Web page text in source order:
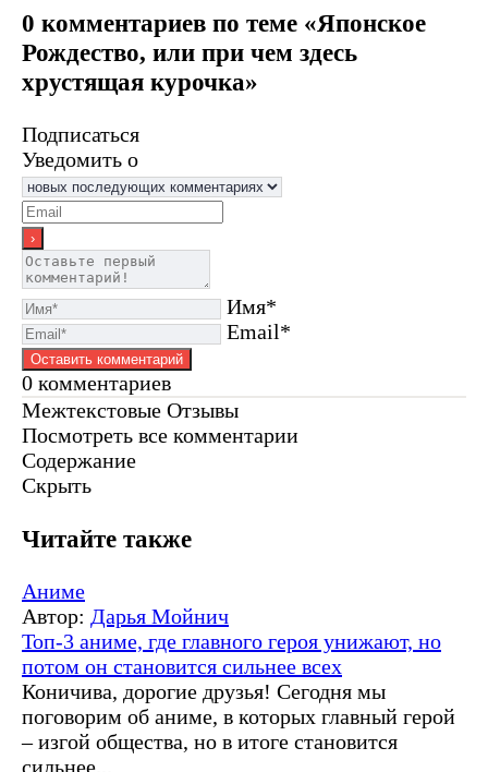
0 комментариев по теме «Японское
Рождество, или при чем здесь
хрустящая курочка»
Подписаться
Уведомить о
Имя*
Email*
0 комментариев
Межтекстовые Отзывы
Посмотреть все комментарии
Содержание
Скрыть
Читайте также
Аниме
Автор: Дарья Мойнич
Топ-3 аниме, где главного героя унижают, но
потом он становится сильнее всех
Коничива, дорогие друзья! Сегодня мы
поговорим об аниме, в которых главный герой
– изгой общества, но в итоге становится
сильнее...